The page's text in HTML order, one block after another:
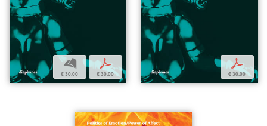
b
€ 30,00
p
€ 30,00
p
€ 30,00